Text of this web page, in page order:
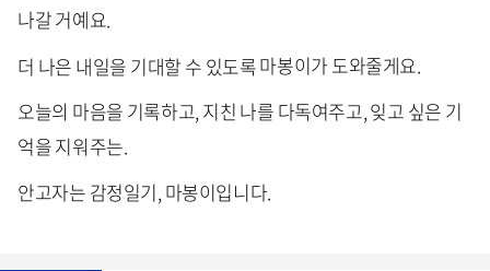
나갈 거예요.
더 나은 내일을 기대할 수 있도록마봉이가 도와줄게요.
오늘의 마음을 기록하고, 지친 나를 다독여주고, 잊고 싶은 기
억을 지워주는.
안고자는 감정일기, 마봉이입니다.